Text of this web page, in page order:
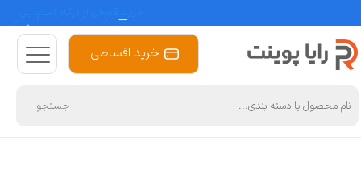
جستجو
خرید اقساطی